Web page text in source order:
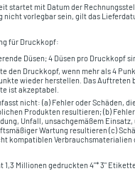
startet mit Datum der
nicht vorlegbar sein, gilt das
für Druckkopf:
Düsen; 4 Düsen pro Druckkopf
den Druckkopf, wenn mehr als 4
wieder herstellen. Das Auftreten
ist akzeptabel.
nicht: (a) Fehler oder Schäden,
Produkten resultieren; (b)
Unfall, unsachgemäßem
Wartung resultieren (c)
kompatiblen Verbrauchsmaterialien
1,3 Millionen gedruckten 4"* 3"